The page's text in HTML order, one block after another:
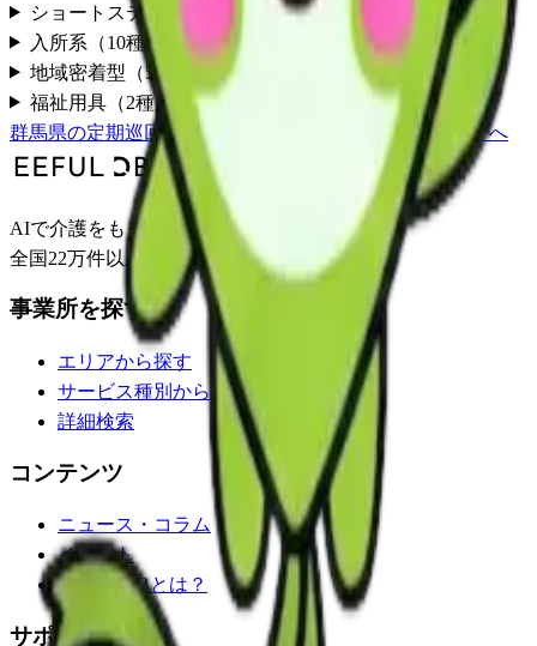
ショートステイ
入所系 （10種別）
地域密着型 （5種別）
福祉用具（2種別）
群馬県の定期巡回一覧安中市 事業所トップへ
AIで介護をもっとわかりやすく。
全国22万件以上の介護事業所情報を掲載。
事業所を探す
エリアから探す
サービス種別から探す
詳細検索
コンテンツ
ニュース・コラム
イベント
EEFUL DBとは？
サポート